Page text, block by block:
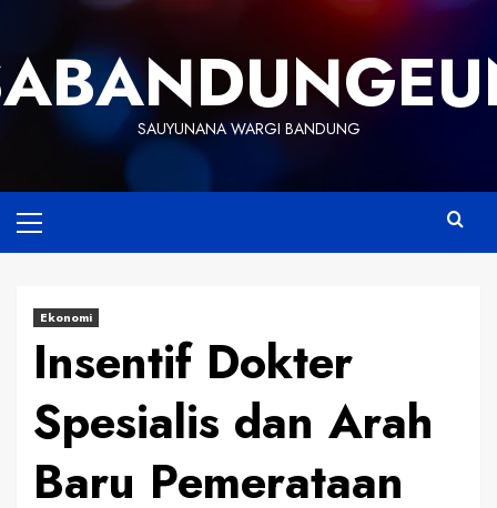
content
SAUYUNANA WARGI BANDUNG
Menu
Ekonomi
Insentif Dokter
Spesialis dan Arah
Baru Pemerataan